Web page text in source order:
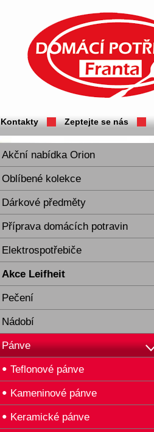
Kontakty Zeptejte se nás
Akční nabídka Orion
Oblíbené kolekce
Dárkové předměty
Příprava domácích potravin
Elektrospotřebiče
Akce Leifheit
Pečení
Nádobí
Pánve
Teflonové pánve
Kameninové pánve
Keramické pánve